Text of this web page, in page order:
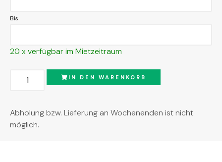
Bis
20 x verfügbar im Mietzeitraum
IN DEN WARENKORB
Abholung bzw. Lieferung an Wochenenden ist nicht
möglich.